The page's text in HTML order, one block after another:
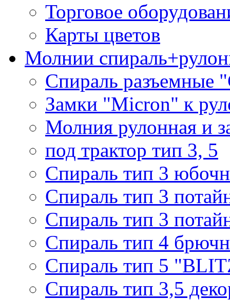
Торговое
Карты цветов
Молнии
Спираль разъемные
Замки "Micron" к
Молния рулонная и
под трактор тип 3, 5
Спираль тип 3
Спираль тип 3
Спираль тип 3
Спираль тип 4
Спираль тип 5
Спираль тип 3,5